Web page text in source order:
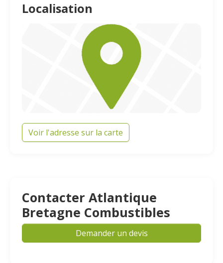
Localisation
Voir l'adresse sur la carte
Contacter Atlantique
Bretagne Combustibles
Demander un devis